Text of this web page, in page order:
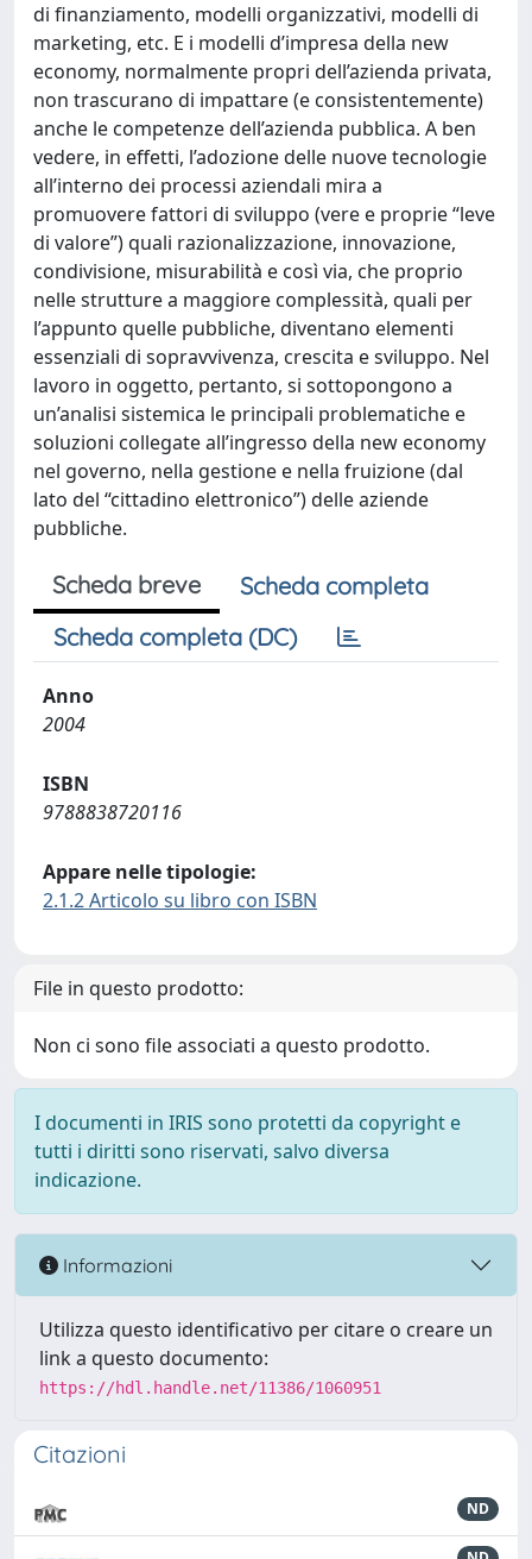
di finanziamento, modelli organizzativi, modelli di
marketing, etc. E i modelli d’impresa della new
economy, normalmente propri dell’azienda privata,
non trascurano di impattare (e consistentemente)
anche le competenze dell’azienda pubblica. A ben
vedere, in effetti, l’adozione delle nuove tecnologie
all’interno dei processi aziendali mira a
promuovere fattori di sviluppo (vere e proprie “leve
di valore”) quali razionalizzazione, innovazione,
condivisione, misurabilità e così via, che proprio
nelle strutture a maggiore complessità, quali per
l’appunto quelle pubbliche, diventano elementi
essenziali di sopravvivenza, crescita e sviluppo. Nel
lavoro in oggetto, pertanto, si sottopongono a
un’analisi sistemica le principali problematiche e
soluzioni collegate all’ingresso della new economy
nel governo, nella gestione e nella fruizione (dal
lato del “cittadino elettronico”) delle aziende
pubbliche.
Scheda breve
Scheda completa
Scheda completa (DC)
Anno
2004
ISBN
9788838720116
Appare nelle tipologie:
2.1.2 Articolo su libro con ISBN
File in questo prodotto:
Non ci sono file associati a questo prodotto.
I documenti in IRIS sono protetti da copyright e
tutti i diritti sono riservati, salvo diversa
indicazione.
Informazioni
Utilizza questo identificativo per citare o creare un
link a questo documento:
https://hdl.handle.net/11386/1060951
Citazioni
ND